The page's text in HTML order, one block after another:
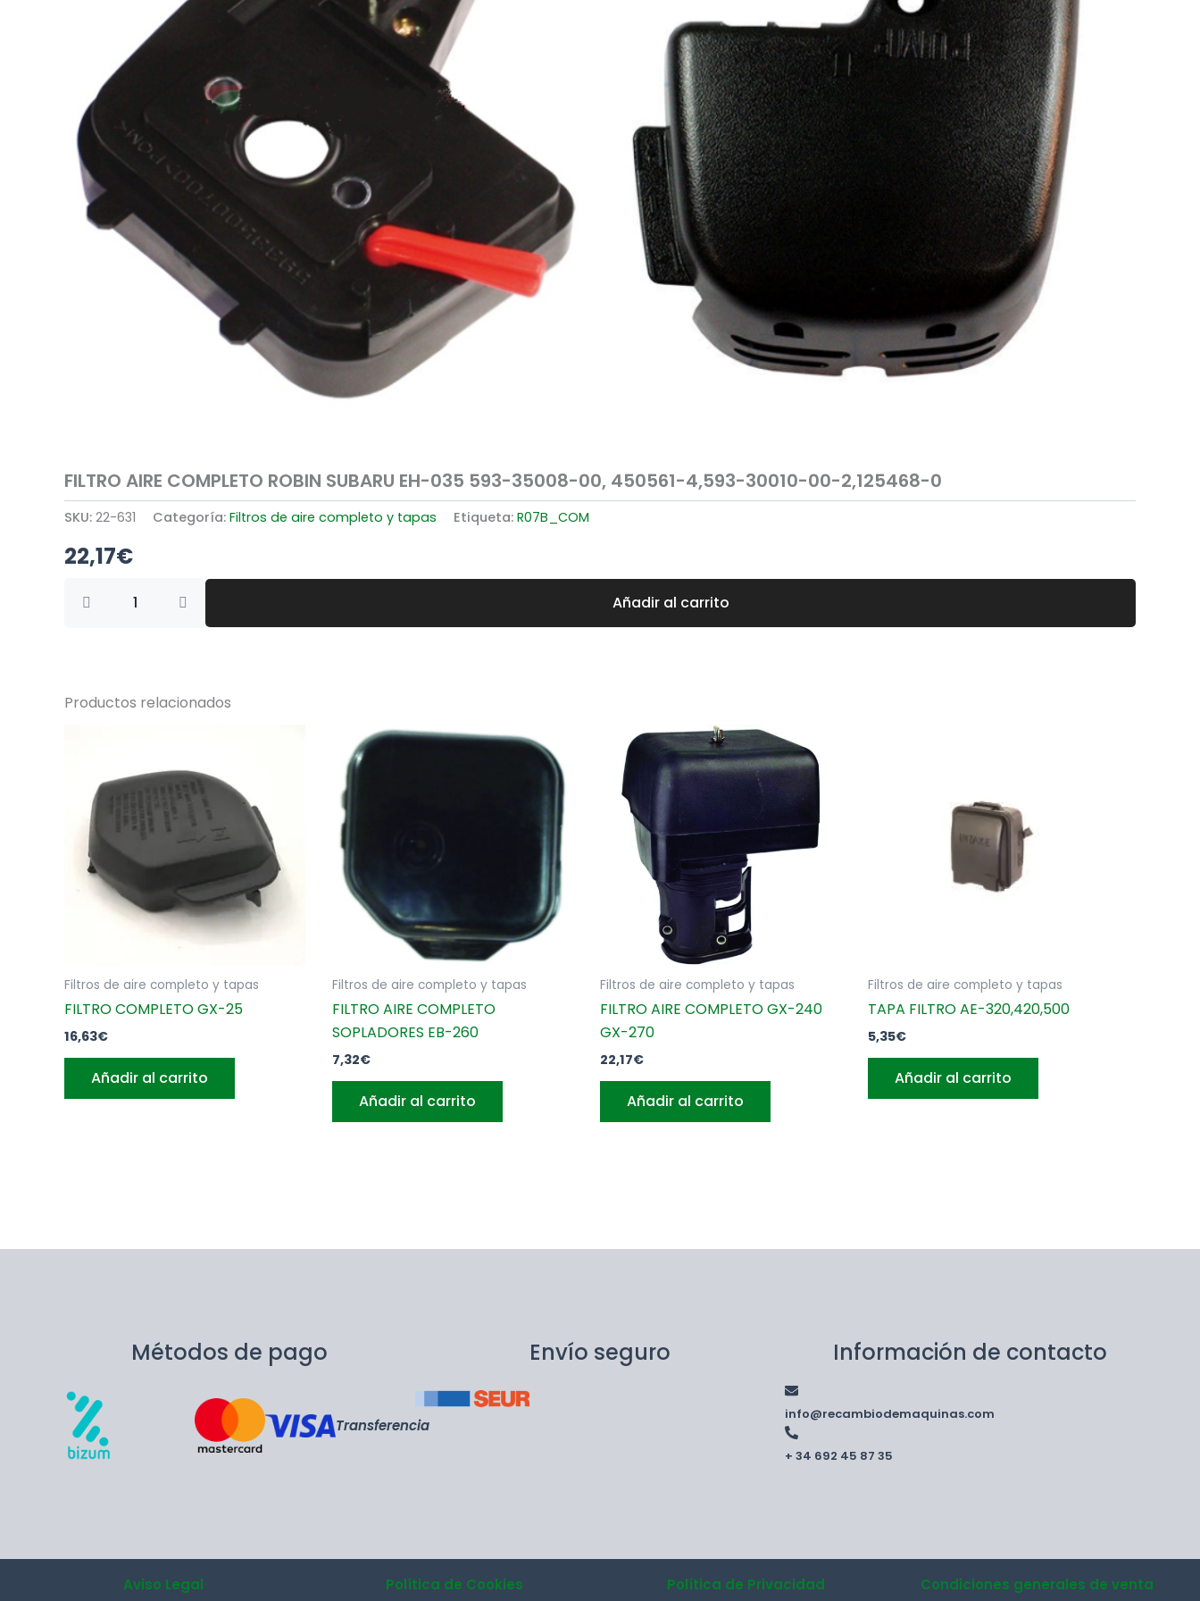
FILTRO AIRE COMPLETO ROBIN SUBARU EH-035 593-35008-00, 450561-4,593-30010-00-2,125468-0
SKU: 22-631 Categoría: Filtros de aire completo y tapas Etiqueta: R07B_COM
22,17€
AIRE
593-
4,593-
2,125468-
cantidad
Añadir al carrito
Productos relacionados
Filtros de aire completo y tapas
FILTRO COMPLETO GX-25
16,63€
Añadir al carrito
Filtros de aire completo y tapas
FILTRO AIRE COMPLETO
SOPLADORES EB-260
7,32€
Añadir al carrito
Filtros de aire completo y tapas
FILTRO AIRE COMPLETO GX-240
GX-270
22,17€
Añadir al carrito
Filtros de aire completo y tapas
TAPA FILTRO AE-320,420,500
5,35€
Añadir al carrito
Métodos de pago
Transferencia
Envío seguro Información de contacto
info@recambiodemaquinas.com
+ 34 692 45 87 35
Aviso Legal Política de Cookies Política de Privacidad Condiciones generales de venta